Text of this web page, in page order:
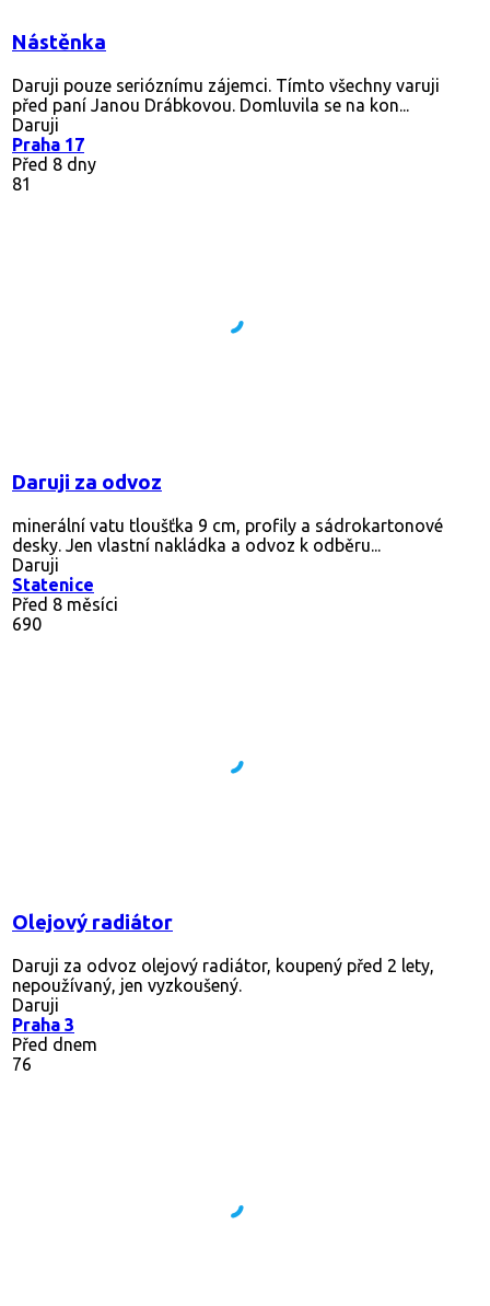
Nástěnka
Daruji pouze serióznímu zájemci. Tímto všechny varuji
před paní Janou Drábkovou. Domluvila se na kon...
Daruji
Praha 17
Před 8 dny
81
Daruji za odvoz
minerální vatu tloušťka 9 cm, profily a sádrokartonové
desky. Jen vlastní nakládka a odvoz k odběru...
Daruji
Statenice
Před 8 měsíci
690
Olejový radiátor
Daruji za odvoz olejový radiátor, koupený před 2 lety,
nepoužívaný, jen vyzkoušený.
Daruji
Praha 3
Před dnem
76